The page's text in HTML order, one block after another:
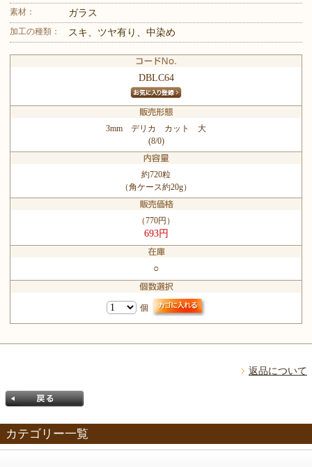
素材： ガラス
加工の種類： スキ、ツヤ有り、中染め
DBLC64
3mm デリカ カット 大
(8/0)
約720粒
（角ケース約20g）
（770円）
693円
○
個
返品について
カテゴリー一覧